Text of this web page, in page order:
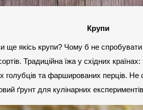
Крупи
ще якісь крупи? Чому б не
Традиційна їжа у східних
голубців та фаршированих перців. Не
ґрунт для кулінарних